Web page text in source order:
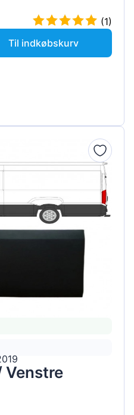
(1)
Til indkøbskurv
Venstre